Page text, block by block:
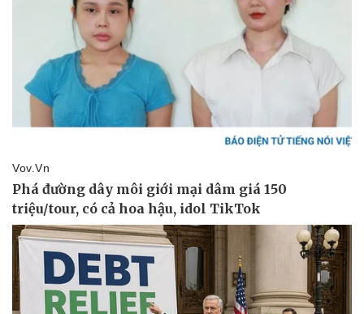
Kinh tế
Bất động sản
Khởi nghiệp
Giá vàng
Tiêu dùng
Tỷ giá
Chứng khoán
Giá cà phê